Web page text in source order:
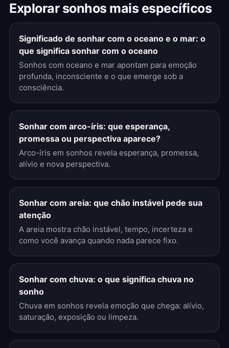
Explorar sonhos mais específicos
Significado de sonhar com o oceano e o mar: o
que significa sonhar com o oceano
Sonhos com oceano e mar apontam para emoção
profunda, inconsciente e o que emerge sob a
consciência.
Sonhar com arco-íris: que esperança,
promessa ou perspectiva aparece?
Arco-íris em sonhos revela esperança, promessa,
alívio e nova perspectiva.
Sonhar com areia: que chão instável pede sua
atenção
A areia mostra chão instável, tempo, incerteza e
como você avança quando nada parece fixo.
Sonhar com chuva: o que significa chuva no
sonho
Chuva em sonhos revela emoção que chega: alívio,
saturação, exposição ou limpeza.